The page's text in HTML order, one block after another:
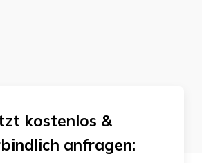
kostenlos &
anfragen: